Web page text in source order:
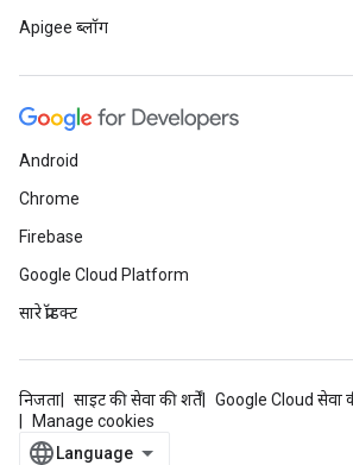
Apigee ब्लॉग
Android
Chrome
Firebase
Google Cloud Platform
सारे प्रॉडक्ट
निजता साइट की सेवा की शर्तें
Google Cloud सेवा
Manage cookies